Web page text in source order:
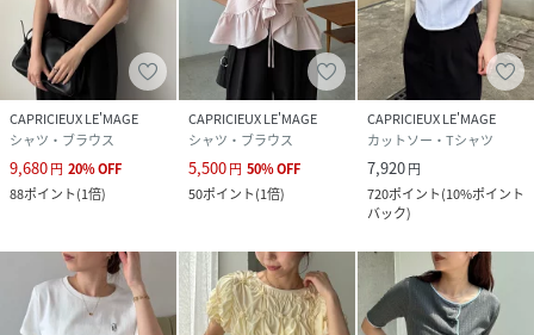
完売カラーの再入荷通知や、ラスト1点の通知、セールの通
知も受け取ることができます。
▼ブランドのお気に入り登録
新商品や再入荷など、いち早くブランドのお得な情報を受け
取ることができます。
原産国 中国
素材
<表地>ポリエステル 65%
CAPRICIEUX LE'MAGE
シャツ・ブラウス
9,680円 20%OFF
88ポイント(1倍)
CAPRICIEUX LE'MAGE
シャツ・ブラウス
5,500円 50%OFF
50ポイント(1倍)
CAPRICIEUX LE'MAGE
カットソー・Tシャツ
7,920円
720ポイント(10%ポイント
バック)